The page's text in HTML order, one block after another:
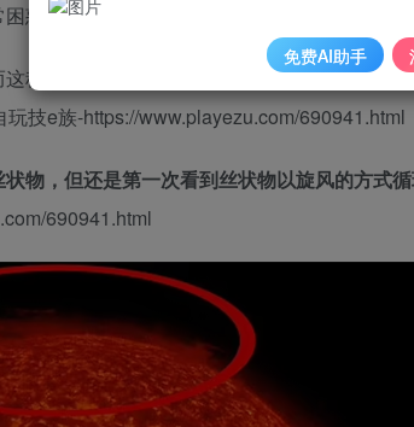
困惑。文章源自玩技e族-https://
种逆转每个太阳周期都会发生一次，突出物
玩技e族-https://www.playezu.com/690941.html
物，但还是第一次看到丝状物以旋风的方式
690941.html
免费AI助手